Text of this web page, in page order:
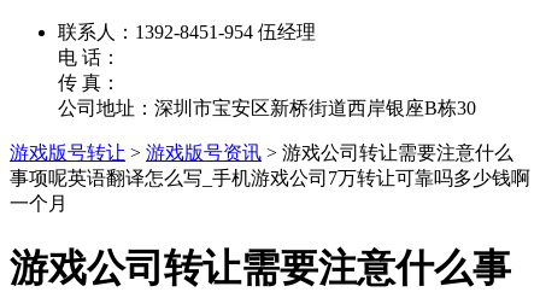
联系人：1392-8451-954 伍经理
电 话：
传 真：
公司地址：深圳市宝安区新桥街道西岸银座B栋30
游戏版号转让 > 游戏版号资讯 > 游戏公司转让需要注意什么
事项呢英语翻译怎么写_手机游戏公司7万转让可靠吗多少钱啊
一个月
游戏公司转让需要注意什么事